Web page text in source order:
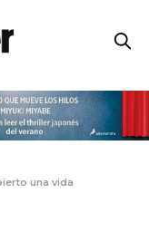
una vida